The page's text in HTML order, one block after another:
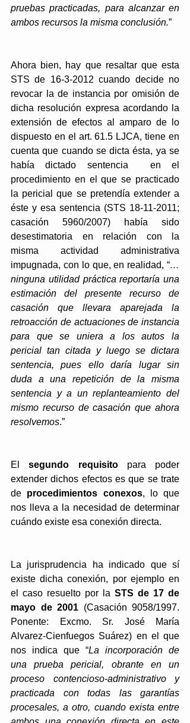
pruebas practicadas, para alcanzar en
ambos recursos la misma conclusión.”
Ahora bien, hay que resaltar que esta
STS de 16-3-2012 cuando decide no
revocar la de instancia por omisión de
dicha resolución expresa acordando la
extensión de efectos al amparo de lo
dispuesto en el art. 61.5 LJCA, tiene en
cuenta que cuando se dicta ésta, ya se
había dictado sentencia  en el
procedimiento en el que se practicado
la pericial que se pretendía extender a
éste y esa sentencia (STS 18-11-2011;
casación 5960/2007) había sido
desestimatoria en relación con la
misma actividad administrativa
impugnada, con lo que, en realidad, “…
ninguna utilidad práctica reportaría una
estimación del presente recurso de
casación que llevara aparejada la
retroacción de actuaciones de instancia
para que se uniera a los autos la
pericial tan citada y luego se dictara
sentencia, pues ello daría lugar sin
duda a una repetición de la misma
sentencia y a un replanteamiento del
mismo recurso de casación que ahora
resolvemos.”
El segundo requisito para poder
extender dichos efectos es que se trate
de procedimientos conexos, lo que
nos lleva a la necesidad de determinar
cuándo existe esa conexión directa.
La jurisprudencia ha indicado que sí
existe dicha conexión, por ejemplo en
el caso resuelto por la STS de 17 de
mayo de 2001 (Casación 9058/1997.
Ponente: Excmo. Sr. José María
Alvarez-Cienfuegos Suárez) en el que
nos indica que “La incorporación de
una prueba pericial, obrante en un
proceso contencioso-administrativo y
practicada con todas las garantías
procesales, a otro, cuando exista entre